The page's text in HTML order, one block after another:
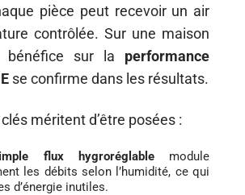
pièce peut recevoir un air
contrôlée. Sur une maison
bénéfice sur la performance
se confirme dans les résultats.
méritent d’être posées :
flux hygroréglablemodule
les débits selon l’humidité, ce qui
d’énergie inutiles.